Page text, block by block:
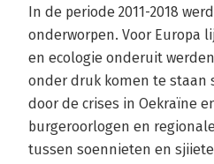
In de periode 2011-2018
onderworpen. Voor Europa
en ecologie onderuit
onder druk komen te staan
door de crises in Oekraïne
burgeroorlogen en
tussen soennieten en